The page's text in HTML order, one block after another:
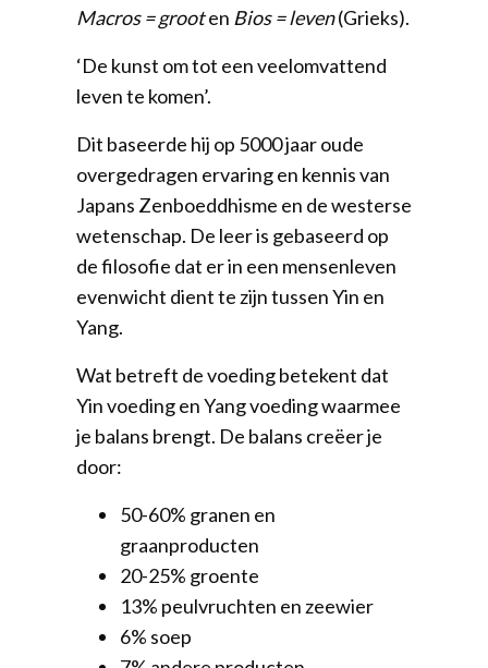
Macros = grooten Bios = leven(Grieks).
‘De kunst om tot een veelomvattend
leven te komen’.
Dit baseerde hij op 5000 jaar oude
overgedragen ervaring en kennis van
Japans Zenboeddhisme en de westerse
wetenschap. De leer is gebaseerd op
de filosofie dat er in een mensenleven
evenwicht dient te zijn tussen Yin en
Yang.
Wat betreft de voeding betekent dat
Yin voeding en Yang voeding waarmee
je balans brengt. De balans creëer je
door:
50-60% granen en
graanproducten
20-25% groente
13% peulvruchten en zeewier
6% soep